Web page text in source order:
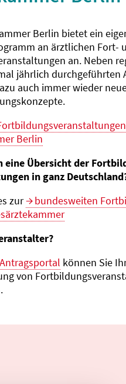
Berlin bietet ein
an ärztlichen Fort-
an. Neben
jährlich durch­geführten
auch immer wieder
Berlin
eine Übersicht der
in ganz
zur
bundes­weiten
können Sie
von